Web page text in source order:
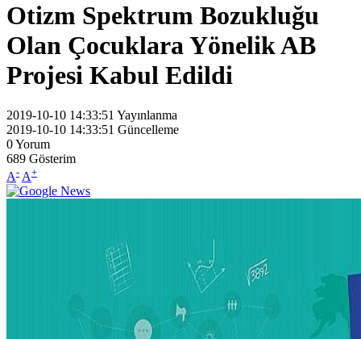
Otizm Spektrum Bozukluğu
Olan Çocuklara Yönelik AB
Projesi Kabul Edildi
2019-10-10 14:33:51 Yayınlanma
2019-10-10 14:33:51 Güncelleme
0Yorum
689 Gösterim
A- A+